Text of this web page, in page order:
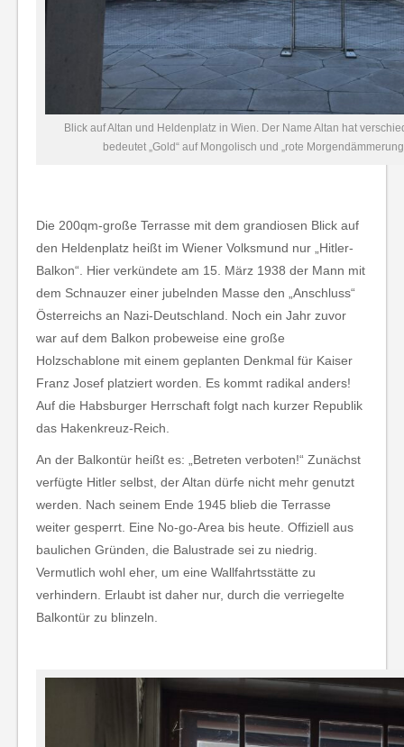
Blick auf Altan und Heldenplatz in Wien. Der Name Altan hat
bedeutet „Gold“ auf Mongolisch und „rote
Die 200qm-große Terrasse mit dem grandiosen Blick auf
den Heldenplatz heißt im Wiener Volksmund nur „Hitler-
Balkon“. Hier verkündete am 15. März 1938 der Mann mit
dem Schnauzer einer jubelnden Masse den „Anschluss“
Österreichs an Nazi-Deutschland. Noch ein Jahr zuvor
war auf dem Balkon probeweise eine große
Holzschablone mit einem geplanten Denkmal für Kaiser
Franz Josef platziert worden. Es kommt radikal anders!
Auf die Habsburger Herrschaft folgt nach kurzer Republik
das Hakenkreuz-Reich.
An der Balkontür heißt es: „Betreten verboten!“ Zunächst
verfügte Hitler selbst, der Altan dürfe nicht mehr genutzt
werden. Nach seinem Ende 1945 blieb die Terrasse
weiter gesperrt. Eine No-go-Area bis heute. Offiziell aus
baulichen Gründen, die Balustrade sei zu niedrig.
Vermutlich wohl eher, um eine Wallfahrtsstätte zu
verhindern. Erlaubt ist daher nur, durch die verriegelte
Balkontür zu blinzeln.